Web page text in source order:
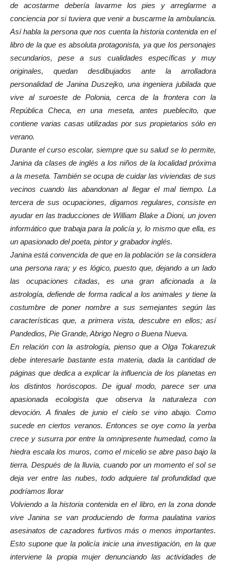
de acostarme debería lavarme los pies y arreglarme a
conciencia por si tuviera que venir a buscarme la ambulancia.
Así habla la persona que nos cuenta la historia contenida en el
libro de la que es absoluta protagonista, ya que los personajes
secundarios, pese a sus cualidades específicas y muy
originales, quedan desdibujados ante la arrolladora
personalidad de Janina Duszejko, una ingeniera jubilada que
vive al suroeste de Polonia, cerca de la frontera con la
República Checa, en una meseta, antes pueblecito, que
contiene varias casas utilizadas por sus propietarios sólo en
verano.
Durante el curso escolar, siempre que su salud se lo permite,
Janina da clases de inglés a los niños de la localidad próxima
a la meseta. También se ocupa de cuidar las viviendas de sus
vecinos cuando las abandonan al llegar el mal tiempo. La
tercera de sus ocupaciones, digamos regulares, consiste en
ayudar en las traducciones de William Blake a Dioni, un joven
informático que trabaja para la policía y, lo mismo que ella, es
un apasionado del poeta, pintor y grabador inglés.
Janina está convencida de que en la población se la considera
una persona rara; y es lógico, puesto que, dejando a un lado
las ocupaciones citadas, es una gran aficionada a la
astrología, defiende de forma radical a los animales y tiene la
costumbre de poner nombre a sus semejantes según las
características que, a primera vista, descubre en ellos; así
Pandedios, Pie Grande, Abrigo Negro o Buena Nueva.
En relación con la astrología, pienso que a Olga Tokarezuk
debe interesarle bastante esta materia, dada la cantidad de
páginas que dedica a explicar la influencia de los planetas en
los distintos horóscopos. De igual modo, parece ser una
apasionada ecologista que observa la naturaleza con
devoción. A finales de junio el cielo se vino abajo. Como
sucede en ciertos veranos. Entonces se oye como la yerba
crece y susurra por entre la omnipresente humedad, como la
hiedra escala los muros, como el micelio se abre paso bajo la
tierra. Después de la lluvia, cuando por un momento el sol se
deja ver entre las nubes, todo adquiere tal profundidad que
podríamos llorar
Volviendo a la historia contenida en el libro, en la zona donde
vive Janina se van produciendo de forma paulatina varios
asesinatos de cazadores furtivos más o menos importantes.
Esto supone que la policía inicie una investigación, en la que
interviene la propia mujer denunciando las actividades de